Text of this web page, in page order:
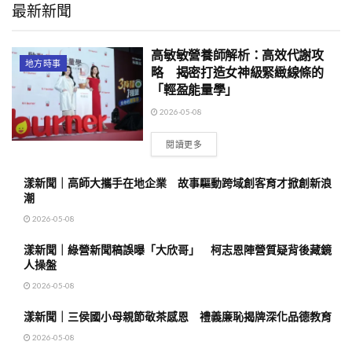
最新新聞
地方時事
高敏敏營養師解析：高效代謝攻
略 揭密打造女神級緊緻線條的
「輕盈能量學」
2026-05-08
閱讀更多
漾新聞｜高師大攜手在地企業 故事驅動跨域創客育才掀創新浪
潮
2026-05-08
漾新聞｜綠營新聞稿誤曝「大欣哥」 柯志恩陣營質疑背後藏鏡
人操盤
2026-05-08
漾新聞｜三侯國小母親節敬茶感恩 禮義廉恥揭牌深化品德教育
2026-05-08